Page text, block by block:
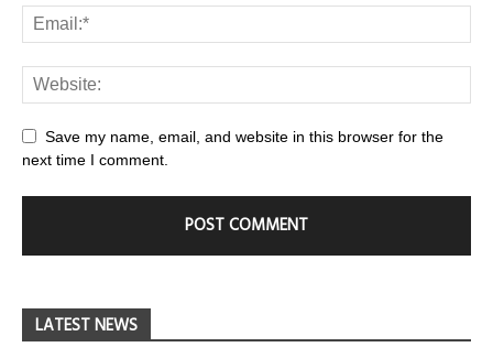
Save my name, email, and website in this browser for the
next time I comment.
LATEST NEWS